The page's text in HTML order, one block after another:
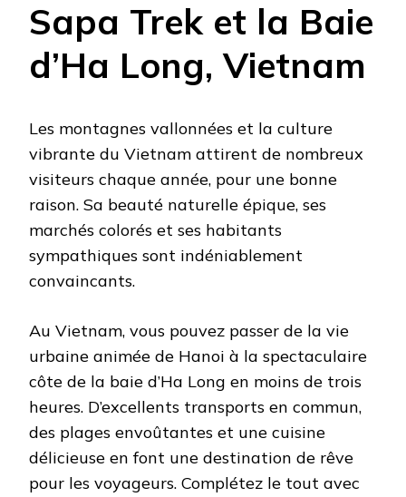
Sapa Trek et la Baie
d’Ha Long, Vietnam
Les montagnes vallonnées et la culture
vibrante du Vietnam attirent de nombreux
visiteurs chaque année, pour une bonne
raison. Sa beauté naturelle épique, ses
marchés colorés et ses habitants
sympathiques sont indéniablement
convaincants.
Au Vietnam, vous pouvez passer de la vie
urbaine animée de Hanoi à la spectaculaire
côte de la baie d’Ha Long en moins de trois
heures. D’excellents transports en commun,
des plages envoûtantes et une cuisine
délicieuse en font une destination de rêve
pour les voyageurs. Complétez le tout avec